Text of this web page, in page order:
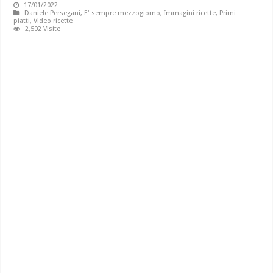
17/01/2022
Daniele Persegani, E' sempre mezzogiorno,Immagini ricette, Primi
piatti,Video ricette
2,502 Visite